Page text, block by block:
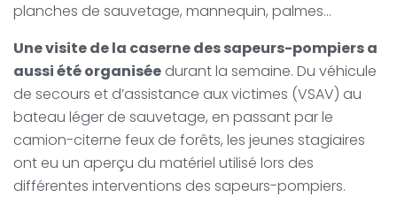
planches de sauvetage, mannequin, palmes…
Une visite de la caserne des sapeurs-pompiers a
aussi été organisée durant la semaine. Du véhicule
de secours et d’assistance aux victimes (VSAV) au
bateau léger de sauvetage, en passant par le
camion-citerne feux de forêts, les jeunes stagiaires
ont eu un aperçu du matériel utilisé lors des
différentes interventions des sapeurs-pompiers.